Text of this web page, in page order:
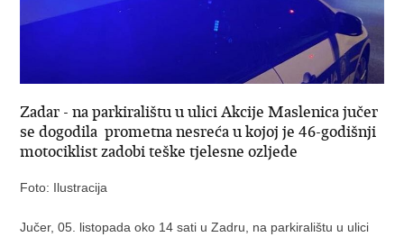
Zadar - na parkiralištu u ulici Akcije Maslenica jučer
se dogodila prometna nesreća u kojoj je 46-godišnji
motociklist zadobi teške tjelesne ozljede
Foto: Ilustracija
Jučer, 05. listopada oko 14 sati u Zadru, na parkiralištu u ulici